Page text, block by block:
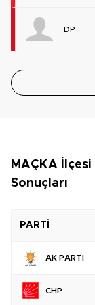
DP
MAÇKA İlçesi
Sonuçları
PARTİ
AK PARTİ
CHP